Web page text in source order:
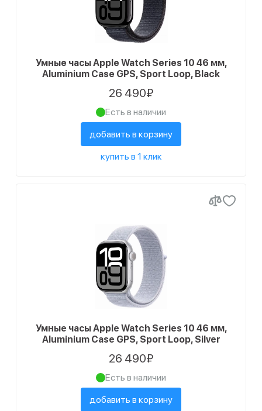
Умные часы Apple Watch Series 10 46 мм,
Aluminium Case GPS, Sport Loop, Black
26 490₽
Есть в наличии
добавить в корзину
купить в 1 клик
Умные часы Apple Watch Series 10 46 мм,
Aluminium Case GPS, Sport Loop, Silver
26 490₽
Есть в наличии
добавить в корзину